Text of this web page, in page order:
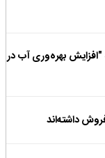
"افزایش بهره‌وری آب در